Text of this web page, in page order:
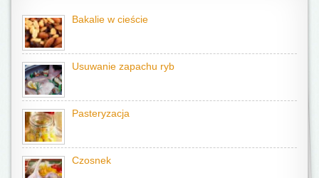
Bakalie w cieście
Usuwanie zapachu ryb
Pasteryzacja
Czosnek